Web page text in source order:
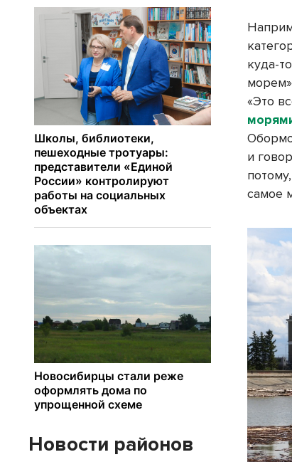
куда-
«Это
и
самое
Новости районов